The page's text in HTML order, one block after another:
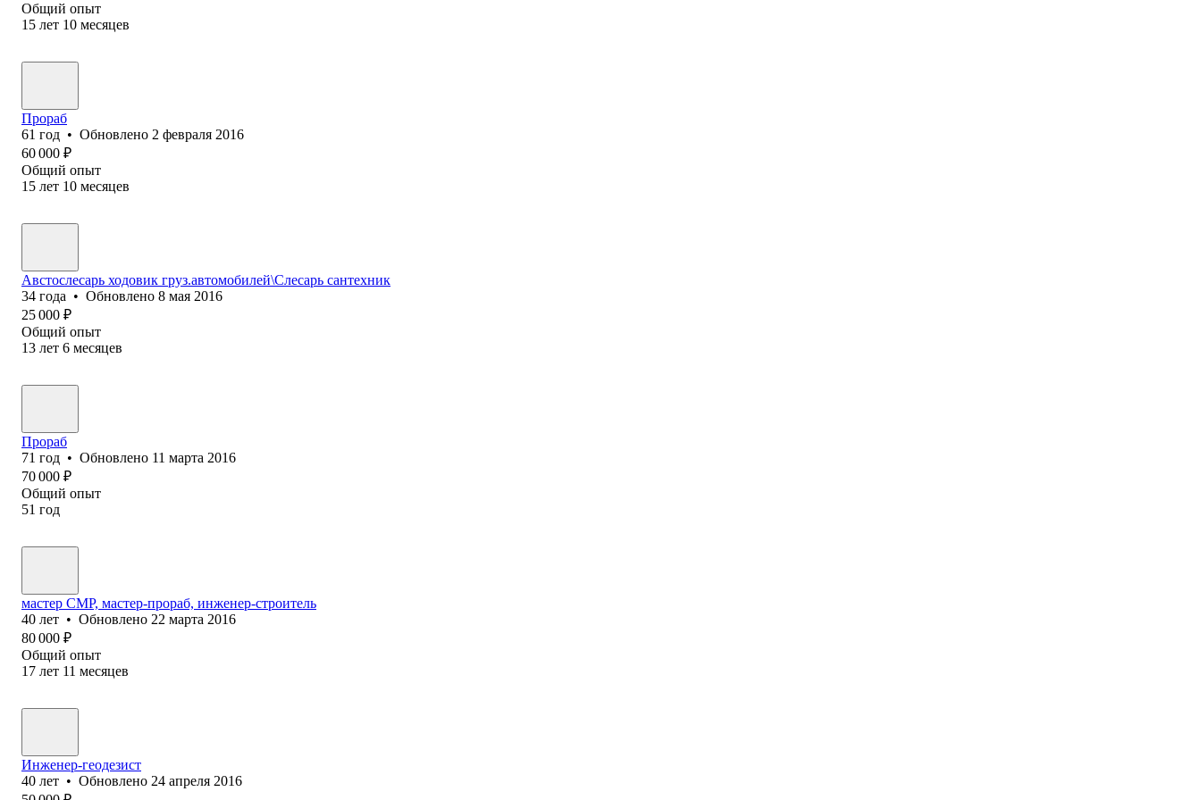
Общий опыт
15 лет 10 месяцев
Прораб
61 год • Обновлено 2 февраля 2016
60 000 ₽
Общий опыт
15 лет 10 месяцев
Австослесарь ходовик груз.автомобилей\Слесарь сантехник
34 года • Обновлено 8 мая 2016
25 000 ₽
Общий опыт
13 лет 6 месяцев
Прораб
71 год • Обновлено 11 марта 2016
70 000 ₽
Общий опыт
51 год
мастер СМР, мастер-прораб, инженер-строитель
40 лет • Обновлено 22 марта 2016
80 000 ₽
Общий опыт
17 лет 11 месяцев
Инженер-геодезист
40 лет • Обновлено 24 апреля 2016